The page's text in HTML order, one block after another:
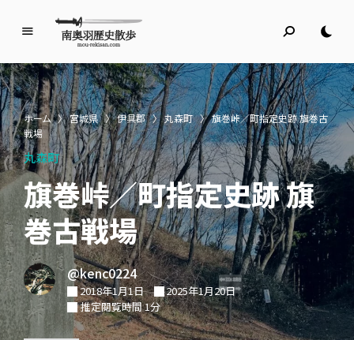
奥
羽
歴
史
散
歩
名所旧跡と館めぐり
ホーム 〉 宮城県 〉 伊具郡 〉 丸森町 〉 旗巻峠／町指定史跡 旗巻古
戦場
丸森町
旗巻峠／町指定史跡 旗
巻古戦場
@kenc0224
2018年1月1日
2025年1月20日
推定閲覧時間 1分